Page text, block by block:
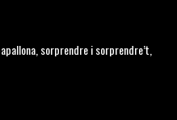
sorprendre i sorprendre’t,